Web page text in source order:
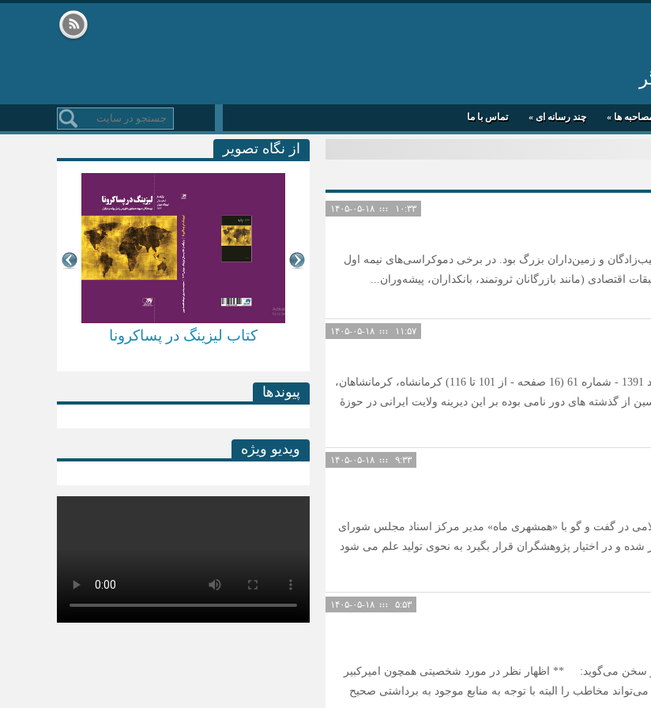
ها » چند رسانه ای » تماس با ما
۱۰:۳۳
و زمین‌داران بزرگ بود. در برخی دموکراسی‌های نیمه اول
اقتصادی (مانند بازرگانان ثروتمند، بانکداران، پیشه‌وران...
۱۱:۵۷
مصاحبه شونده: ططری،علی؛ مجله: گفتگو » اسفند 1391 - شماره 61 (16 صفحه - از 101 تا 116) کرمانشاه، کرمانشاهان،
گذشته های دور نامی بوده بر این دیرینه ولایت ایرانی در حوزۀ
۹:۳۳
در گفت و گو با «همشهری ماه» مدیر مرکز اسناد مجلس شورای
و در اختیار پژوهشگران قرار بگیرد به نحوی تولید علم می شود
۵:۵۳
سخن می‌گوید: ** اظهار نظر در مورد شخصیتی همچون امیرکبیر
مخاطب را البته با توجه به منابع موجود به برداشتی صحیح
از نگاه تصویر
کتاب لیزینگ در پساکرونا سرگذشت خانه بخش خصوصی
پیوندها
ویدیو ویژه